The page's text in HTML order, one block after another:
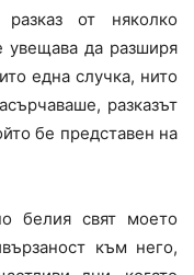
от няколко
да разширя
една случка, нито
разказът
бе представен на
белия свят моето
към него,